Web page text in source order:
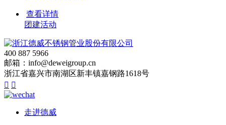
查看详情
团建活动
400 887 5966
邮箱：info@deweigroup.cn
浙江省嘉兴市南湖区新丰镇嘉钢路1618号
 
走进德威